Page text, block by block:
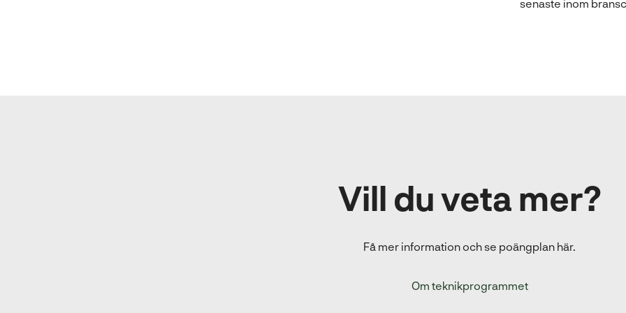
senaste inom
Vill du veta mer?
Få mer information och se poängplan här.
Om teknikprogrammet